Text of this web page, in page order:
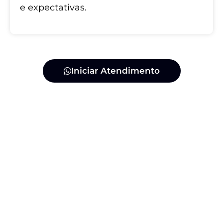
e expectativas.
Iniciar Atendimento